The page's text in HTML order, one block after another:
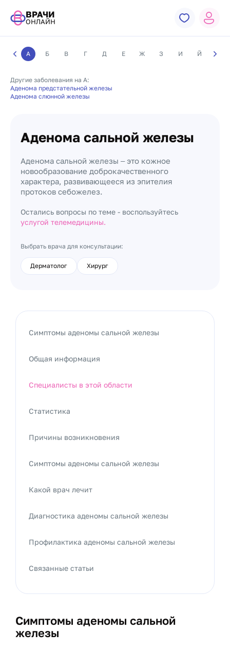
ВРАЧИ
ОНЛАЙН
А Б В Г Д Е Ж З И Й К
Другие заболевания на А:
Аденома предстательной железы
Аденома слюнной железы
Аденома сальной железы
Аденома сальной железы ‒ это кожное
новообразование доброкачественного
характера, развивающееся из эпителия
протоков себожелез.
Остались вопросы по теме - воспользуйтесь
услугой телемедицины.
Выбрать врача для консультации:
Дерматолог Хирург
Симптомы аденомы сальной
железы
Симптомы аденомы сальной железы
Общая информация
Специалисты в этой области
Статистика
Причины возникновения
Симптомы аденомы сальной железы
Какой врач лечит
Диагностика аденомы сальной железы
Профилактика аденомы сальной железы
Связанные статьи